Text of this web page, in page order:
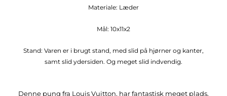
Materiale: Læder
Mål: 10x11x2
Stand: Varen er i brugt stand, med slid på hjørner og kanter,
samt slid ydersiden. Og meget slid indvendig.
Denne pung fra Louis Vuitton, har fantastisk meget plads,